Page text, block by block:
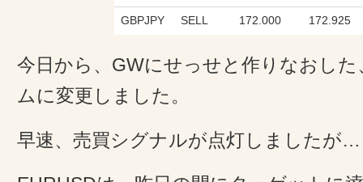
GBPJPY SELL 172.000 172.925
今日から、GWにせっせと作りなおし
ムに変更しました。
早速、売買シグナルが点灯しましたが…